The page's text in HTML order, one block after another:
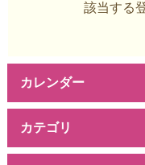
該当する
カレンダー
カテゴリ